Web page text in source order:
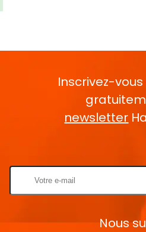
Inscrivez-
newsletter
Nous